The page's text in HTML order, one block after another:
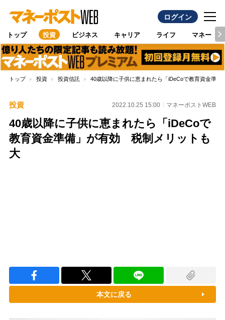
ログイン
トップ 投資 ビジネス キャリア ライフ マネー
トップ 投資 投資信託 40歳以降に子供に恵まれたら「iDeCoで教育資金準
投資 2022.10.25 15:00 マネーポストWEB
40歳以降に子供に恵まれたら「iDeCoで
教育資金準備」が有効 税制メリットも
大
本文に戻る